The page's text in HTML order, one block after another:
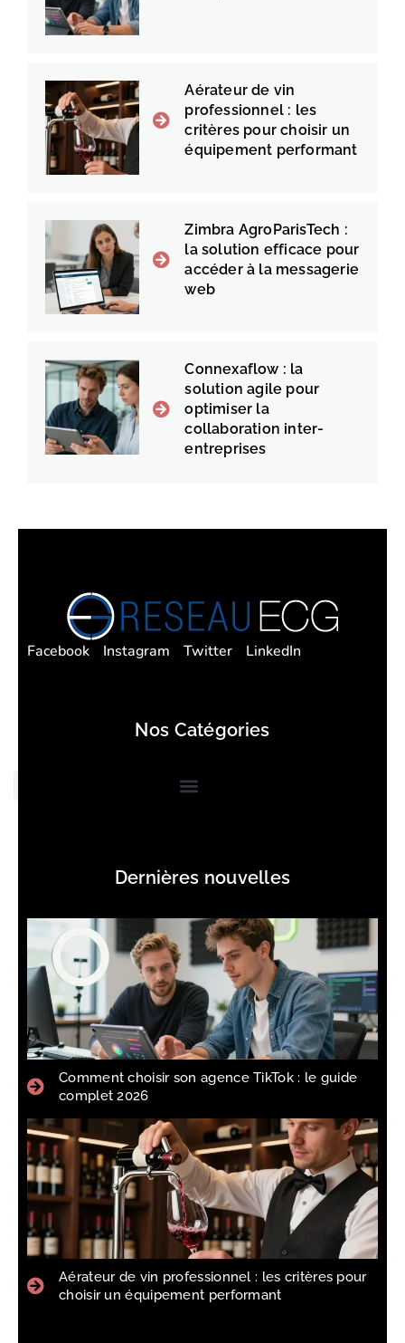
Aérateur de vin
professionnel : les
critères pour choisir un
équipement performant
Zimbra AgroParisTech :
la solution efficace pour
accéder à la messagerie
web
Connexaflow : la
solution agile pour
optimiser la
collaboration inter-
entreprises
Facebook Instagram Twitter LinkedIn
Nos Catégories
Dernières nouvelles
Comment choisir son agence TikTok : le guide
complet 2026
Aérateur de vin professionnel : les critères pour
choisir un équipement performant